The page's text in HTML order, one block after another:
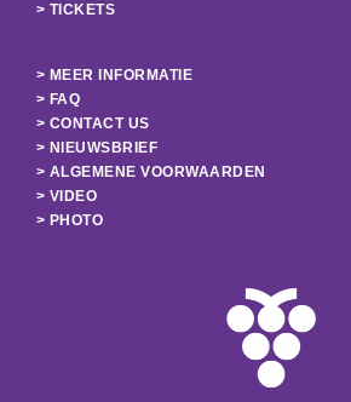
> TICKETS
> MEER INFORMATIE
> FAQ
> CONTACT US
> NIEUWSBRIEF
> ALGEMENE VOORWAARDEN
> VIDEO
> PHOTO